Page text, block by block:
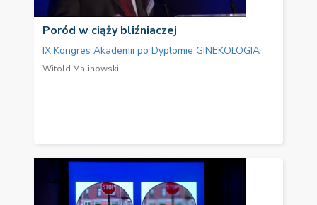
Poród w ciąży bliźniaczej
IX Kongres Akademii po Dyplomie GINEKOLOGIA
Witold Malinowski